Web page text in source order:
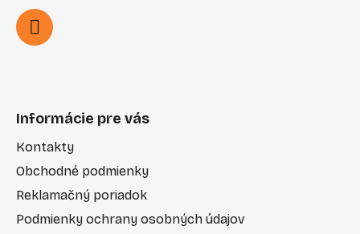
Informácie pre vás
Kontakty
Obchodné podmienky
Reklamačný poriadok
Podmienky ochrany osobných údajov